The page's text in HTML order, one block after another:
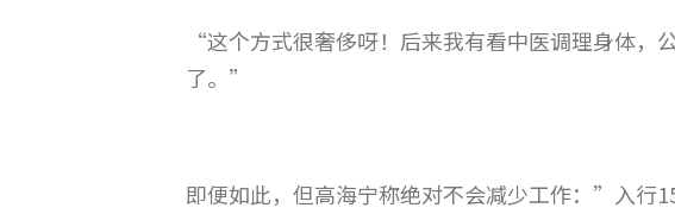
“这个方式很奢侈呀！后来我有看中医调理身体
了。”
即便如此，但高海宁称绝对不会减少工作：”入行